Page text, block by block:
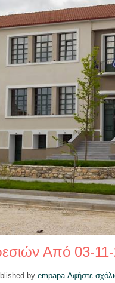
Από 03-
byempapa Αφήστε